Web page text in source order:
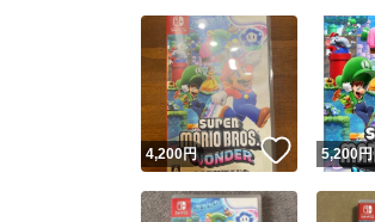
4,200円 いいね！
5,200円